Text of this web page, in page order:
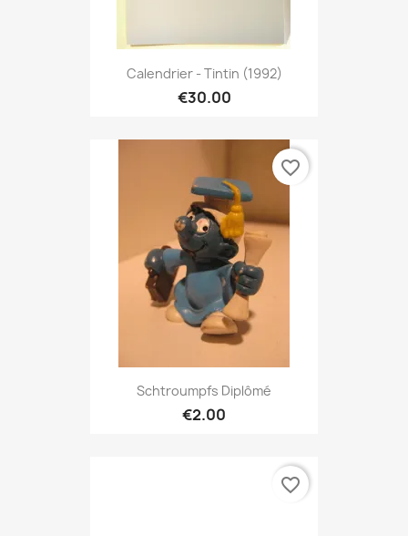
Calendrier - Tintin (1992)
€30.00
Schtroumpfs Diplômé
€2.00
favorite_border
favorite_border